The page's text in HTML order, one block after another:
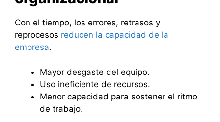
Con el tiempo, los errores, retrasos y
reprocesos reducen la capacidad de la
empresa.
Mayor desgaste del equipo.
Uso ineficiente de recursos.
Menor capacidad para sostener el ritmo
de trabajo.